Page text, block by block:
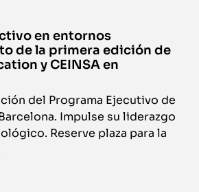
CESCOM®
2026 al 10 de febrero de 2027
Analyst (CFA®) Nivel I
en entornos
de la primera edición de
y CEINSA en
del Programa Ejecutivo de
Impulse su liderazgo
Reserve plaza para la